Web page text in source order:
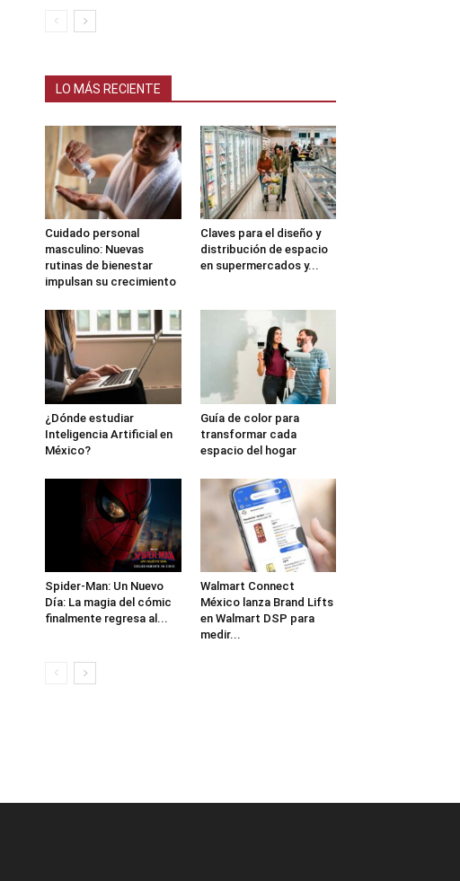
LO MÁS RECIENTE
Cuidado personal
masculino: Nuevas
rutinas de bienestar
impulsan su crecimiento
Claves para el diseño y
distribución de espacio
en supermercados y...
¿Dónde estudiar
Inteligencia Artificial en
México?
Guía de color para
transformar cada
espacio del hogar
Spider-Man: Un Nuevo
Día: La magia del cómic
finalmente regresa al...
Walmart Connect
México lanza Brand Lifts
en Walmart DSP para
medir...